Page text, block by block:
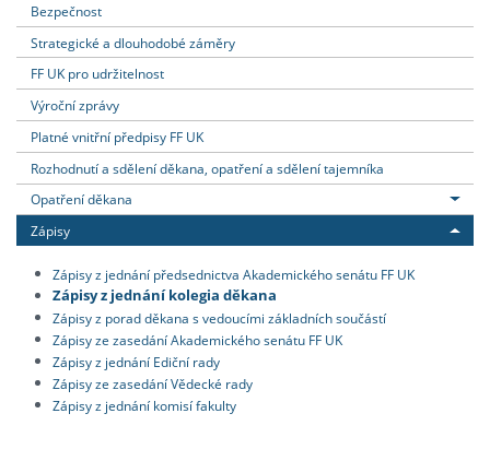
Bezpečnost
Strategické a dlouhodobé záměry
FF UK pro udržitelnost
Výroční zprávy
Platné vnitřní předpisy FF UK
Rozhodnutí a sdělení děkana, opatření a sdělení tajemníka
Opatření děkana
Zápisy
Zápisy z jednání předsednictva Akademického senátu FF UK
Zápisy z jednání kolegia děkana
Zápisy z porad děkana s vedoucími základních součástí
Zápisy ze zasedání Akademického senátu FF UK
Zápisy z jednání Ediční rady
Zápisy ze zasedání Vědecké rady
Zápisy z jednání komisí fakulty